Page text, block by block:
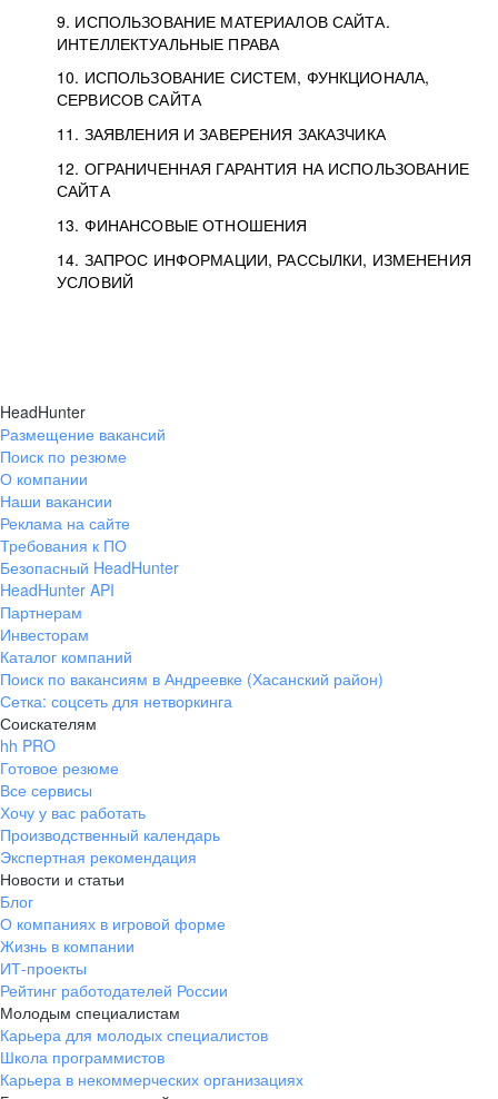
9. ИСПОЛЬЗОВАНИЕ МАТЕРИАЛОВ САЙТА.
ИНТЕЛЛЕКТУАЛЬНЫЕ ПРАВА
10. ИСПОЛЬЗОВАНИЕ СИСТЕМ, ФУНКЦИОНАЛА,
СЕРВИСОВ САЙТА
11. ЗАЯВЛЕНИЯ И ЗАВЕРЕНИЯ ЗАКАЗЧИКА
12. ОГРАНИЧЕННАЯ ГАРАНТИЯ НА ИСПОЛЬЗОВАНИЕ
САЙТА
13. ФИНАНСОВЫЕ ОТНОШЕНИЯ
14. ЗАПРОС ИНФОРМАЦИИ, РАССЫЛКИ, ИЗМЕНЕНИЯ
УСЛОВИЙ
HeadHunter
Размещение вакансий
Поиск по резюме
О компании
Наши вакансии
Реклама на сайте
Требования к ПО
Безопасный HeadHunter
HeadHunter API
Партнерам
Инвесторам
Каталог компаний
Поиск по вакансиям в Андреевке (Хасанский район)
Сетка: соцсеть для нетворкинга
Соискателям
hh PRO
Готовое резюме
Все сервисы
Хочу у вас работать
Производственный календарь
Экспертная рекомендация
Новости и статьи
Блог
О компаниях в игровой форме
Жизнь в компании
ИТ-проекты
Рейтинг работодателей России
Молодым специалистам
Карьера для молодых специалистов
Школа программистов
Карьера в некоммерческих организациях